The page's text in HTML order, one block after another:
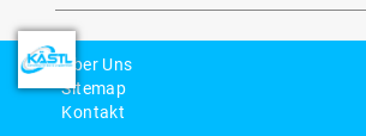
BEWERTEN
Über Uns
Sitemap
Kontakt